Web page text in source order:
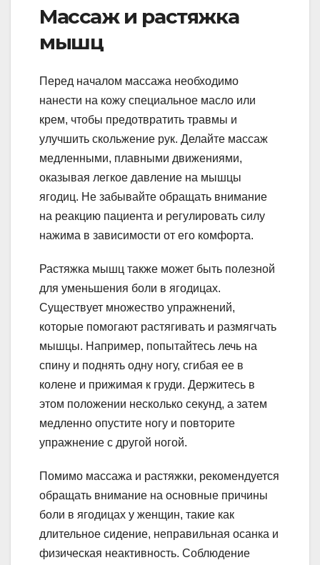
Массаж и растяжка
мышц
Перед началом массажа необходимо
нанести на кожу специальное масло или
крем, чтобы предотвратить травмы и
улучшить скольжение рук. Делайте массаж
медленными, плавными движениями,
оказывая легкое давление на мышцы
ягодиц. Не забывайте обращать внимание
на реакцию пациента и регулировать силу
нажима в зависимости от его комфорта.
Растяжка мышц также может быть полезной
для уменьшения боли в ягодицах.
Существует множество упражнений,
которые помогают растягивать и размягчать
мышцы. Например, попытайтесь лечь на
спину и поднять одну ногу, сгибая ее в
колене и прижимая к груди. Держитесь в
этом положении несколько секунд, а затем
медленно опустите ногу и повторите
упражнение с другой ногой.
Помимо массажа и растяжки, рекомендуется
обращать внимание на основные причины
боли в ягодицах у женщин, такие как
длительное сидение, неправильная осанка и
физическая неактивность. Соблюдение